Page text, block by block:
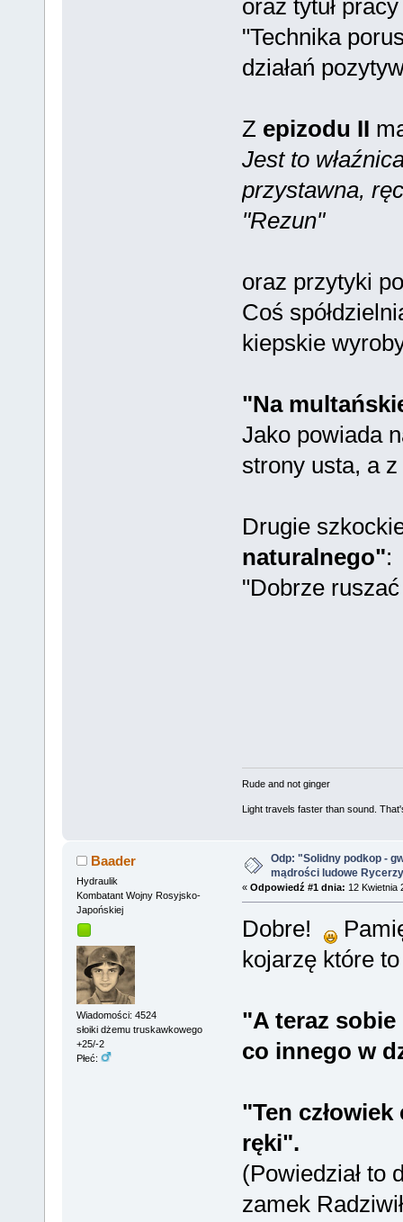
oraz tytuł
"Technika
działań
Z epizodu II
Jest to
przystawna,
"Rezun"
oraz przytyki
Coś
kiepskie
"Na
Jako powiada
strony usta, a
Drugie
naturalnego":
"Dobrze
Rude and not ginger
Light travels faster than sound.
Baader
Hydraulik
Kombatant Wojny Rosyjsko-
Japońskiej
Wiadomości: 4524
słoiki dżemu truskawkowego
+25/-2
Płeć:
Odp: "Solidny podkop -
mądrości ludowe Rycerzy
« Odpowiedź #1 dnia: 12 Kwietnia
Dobre!
kojarzę które
"A teraz sobie
co innego w
"Ten
ręki".
(Powiedział to
zamek